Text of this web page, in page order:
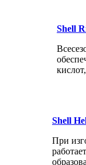
Shell
Shell
При